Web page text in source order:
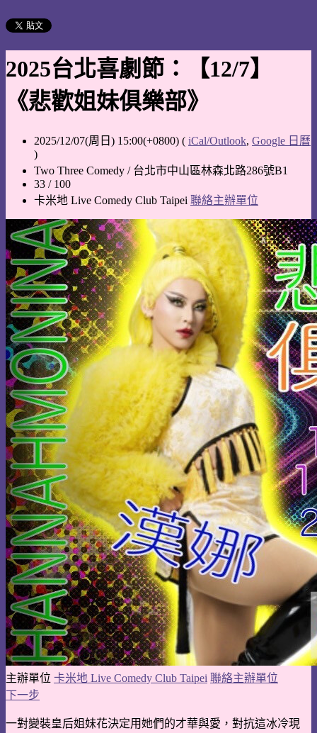
2025台北喜劇節：【12/7】
《悲歡姐妹俱樂部》
2025/12/07(周日) 15:00(+0800) ( iCal/Outlook, Google 日曆
)
Two Three Comedy / 台北市中山區林森北路286號B1
33 / 100
卡米地 Live Comedy Club Taipei 聯絡主辦單位
主辦單位 卡米地 Live Comedy Club Taipei 聯絡主辦單位
下一步
一對變裝皇后姐妹花決定用她們的才華與愛，對抗這冰冷現